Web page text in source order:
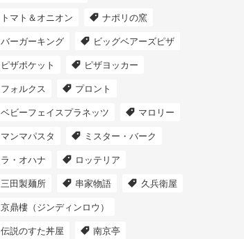
トマト＆オニオン ナポリの窯
バーガーキング ビッグベアーズピザ
ピザポケット ピザヨッカー
フォルクス プロント
ベビーフェイスプラネッツ マロリー
マンマパスタ ミスター・バーク
ラ・オハナ ロッテリア
三田製麺所 串家物語 久兵衛屋
京鼎樓（ジンディンロウ）
伝説のすた丼屋 南京亭